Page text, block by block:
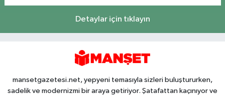
Detaylar için tıklayın
mansetgazetesi.net, yepyeni temasıyla sizleri buluştururken,
sadelik ve modernizmi bir araya getiriyor. Şatafattan kaçınıyor ve